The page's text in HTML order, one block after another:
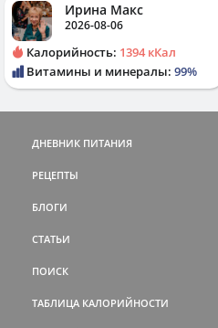
Ирина Макс
2026-08-06
Калорийность: 1394 кКал
Витамины и минералы: 99%
ДНЕВНИК ПИТАНИЯ
РЕЦЕПТЫ
БЛОГИ
СТАТЬИ
ПОИСК
ТАБЛИЦА КАЛОРИЙНОСТИ